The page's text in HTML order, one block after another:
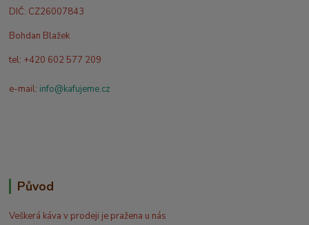
DIČ: CZ26007843
Bohdan Blažek
tel: +420 602 577 209
e-mail: info@kafujeme.cz
Původ
Veškerá káva v prodeji je pražena u nás